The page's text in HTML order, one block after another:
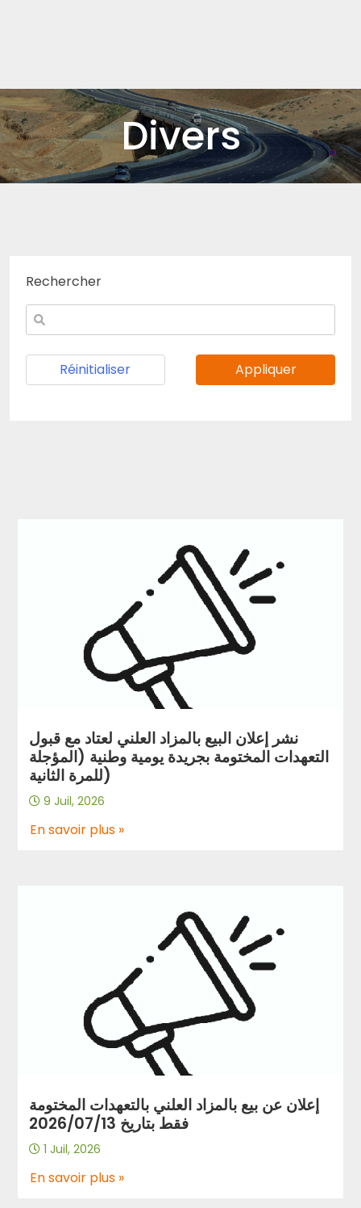
Divers
Rechercher
Appliquer
Réinitialiser
نشر إعلان البيع بالمزاد العلني لعتاد مع قبول
التعهدات المختومة بجريدة يومية وطنية (المؤجلة
للمرة الثانية)
9 Juil, 2026
En savoir plus »
إعلان عن بيع بالمزاد العلني بالتعهدات المختومة
فقط بتاريخ 2026/07/13
1 Juil, 2026
En savoir plus »